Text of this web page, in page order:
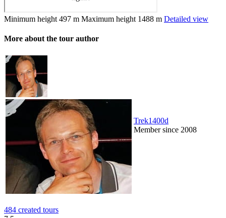
Minimum height 497 m Maximum height 1488 m Detailed view
More about the tour author
Trek1400d
Member since 2008
484 created tours